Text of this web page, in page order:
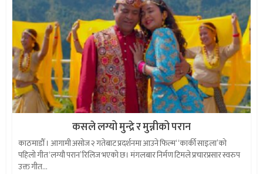
कसले लग्यो मुन्द्रे र मुन्नीको परान
काठमाडौँ । आगामी असोज २ गतेबाट प्रदर्शनमा आउने फिल्म‘ ‘कार्की साइला’को
पहिलो गीत ‘लग्यौ परान’रिलिज भएको छ। मंगलबार निर्मण टिमले प्रचारप्रसार स्वरुप
उक्त गीत...